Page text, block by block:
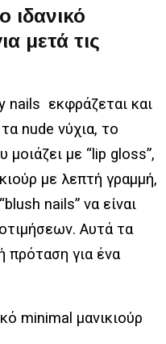
ιδανικό
μετά τις
nails εκφράζεται και
nude νύχια, το
με “lip gloss”,
με λεπτή γραμμή,
nails” να είναι
Αυτά τα
πρόταση για ένα